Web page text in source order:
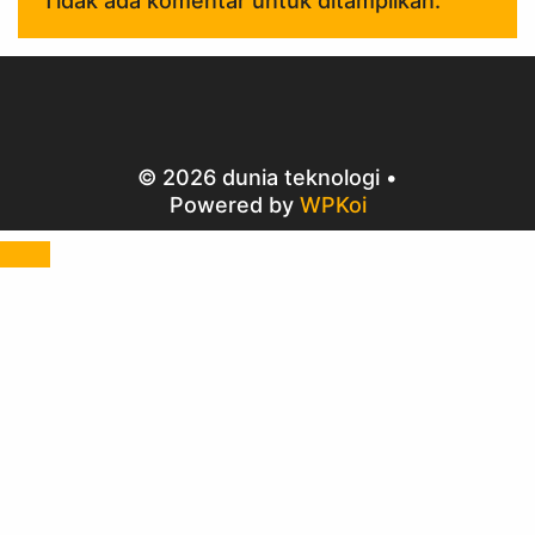
© 2026 dunia teknologi •
Powered by WPKoi
Close